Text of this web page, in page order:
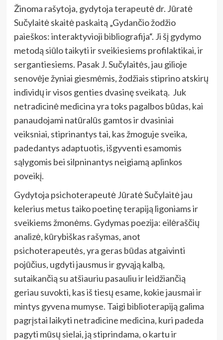
Žinoma rašytoja, gydytoja terapeutė dr. Jūratė
Sučylaitė skaitė paskaitą „Gydančio žodžio
paieškos: interaktyvioji bibliografija“. Ji šį gydymo
metodą siūlo taikyti ir sveikiesiems profilaktikai, ir
sergantiesiems. Pasak J. Sučylaitės, jau gilioje
senovėje žyniai giesmėmis, žodžiais stiprino atskirų
individų ir visos genties dvasinę sveikatą. Juk
netradicinė medicina yra toks pagalbos būdas, kai
panaudojami natūralūs gamtos ir dvasiniai
veiksniai, stiprinantys tai, kas žmoguje sveika,
padedantys adaptuotis, išgyventi esamomis
sąlygomis bei silpninantys neigiamą aplinkos
poveikį.
Gydytoja psichoterapeutė Jūratė Sučylaitė jau
kelerius metus taiko poetinę terapiją ligoniams ir
sveikiems žmonėms. Gydymas poezija: eilėraščių
analizė, kūrybiškas rašymas, anot
psichoterapeutės, yra geras būdas atgaivinti
pojūčius, ugdyti jausmus ir gyvąją kalbą,
sutaikančią su atšiauriu pasauliu ir leidžiančią
geriau suvokti, kas iš tiesų esame, kokie jausmai ir
mintys gyvena mumyse. Taigi biblioterapiją galima
pagrįstai laikyti netradicine medicina, kuri padeda
pagyti mūsų sielai, ją stiprindama, o kartu ir